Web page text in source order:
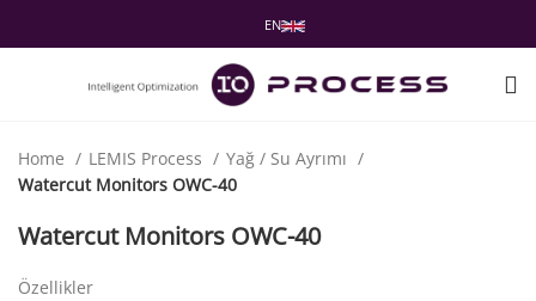
EN
Home LEMIS Process
Yağ / Su Ayrımı
Watercut Monitors OWC-40
Watercut Monitors OWC-40
Özellikler